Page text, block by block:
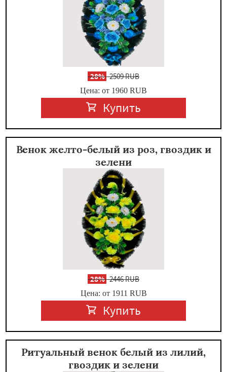
-28%2509 RUB
Цена: от 1960 RUB
Купить
Венок желто-белый из роз, гвоздик и
зелени
-28%2446 RUB
Цена: от 1911 RUB
Купить
Ритуальный венок белый из лилий,
гвоздик и зелени